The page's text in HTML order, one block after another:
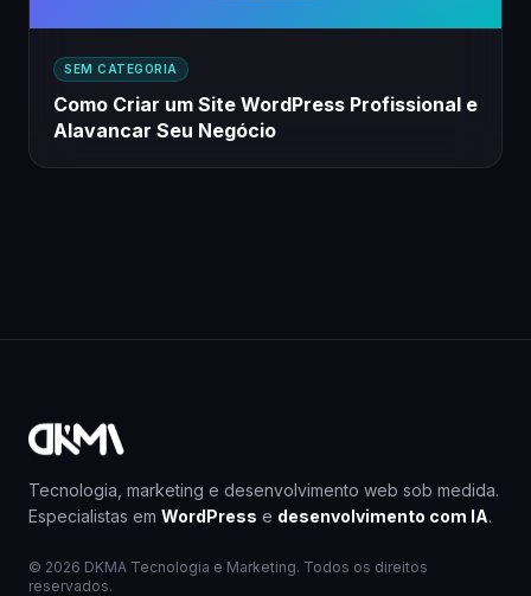
SEM CATEGORIA
Como Criar um Site WordPress Profissional e
Alavancar Seu Negócio
Tecnologia, marketing e desenvolvimento web sob medida.
Especialistas em WordPress e desenvolvimento com IA.
© 2026 DKMA Tecnologia e Marketing. Todos os direitos
reservados.